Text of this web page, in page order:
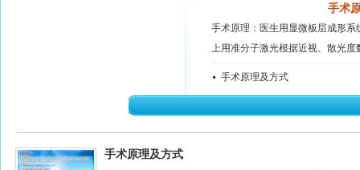
手术
手术原理：医生用显微板层成形
上用准分子激光根据近视、散光度
手术原理及方式
手术原理及方式